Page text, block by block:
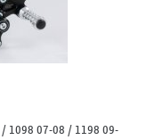
/ 1098 07-08 / 1198 09-